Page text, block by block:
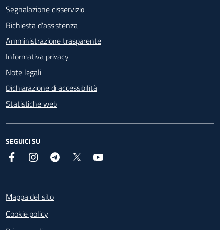
Segnalazione disservizio
Richiesta d'assistenza
Amministrazione trasparente
Informativa privacy
Note legali
Dichiarazione di accessibilità
Statistiche web
SEGUICI SU
Facebook InstagramTelegram
Mappa del sito
Cookie policy